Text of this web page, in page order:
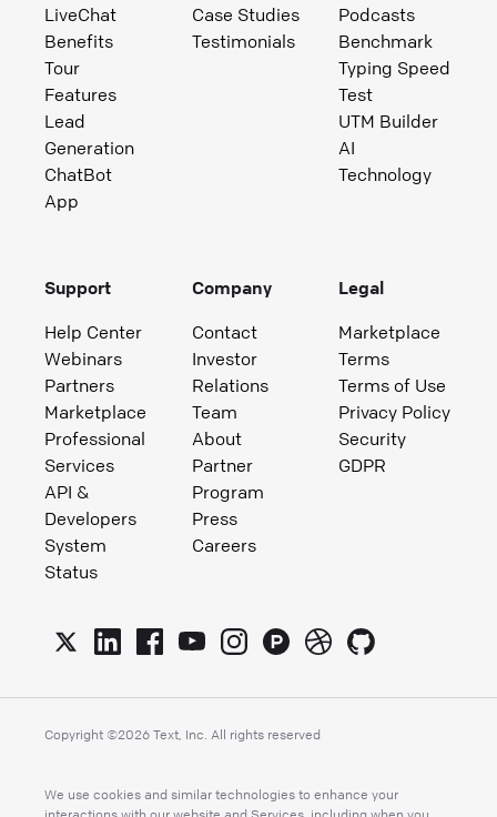
LiveChat
Benefits
Tour
Features
Lead
Generation
ChatBot
App
Case Studies
Testimonials
Podcasts
Benchmark
Typing Speed
Test
UTM Builder
AI
Technology
Support
Help Center
Webinars
Partners
Marketplace
Professional
Services
API &
Developers
System
Status
Company
Contact
Investor
Relations
Team
About
Partner
Program
Press
Careers
Legal
Marketplace
Terms
Terms of Use
Privacy Policy
Security
GDPR
Copyright ©2026 Text, Inc. All rights reserved
We use cookies and similar technologies to enhance your